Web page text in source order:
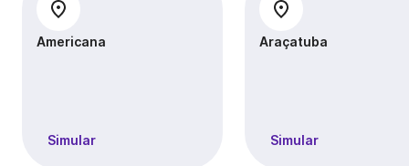
Americana
Simular
Araçatuba
Simular